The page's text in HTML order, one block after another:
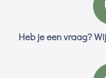
Heb je een vraag?